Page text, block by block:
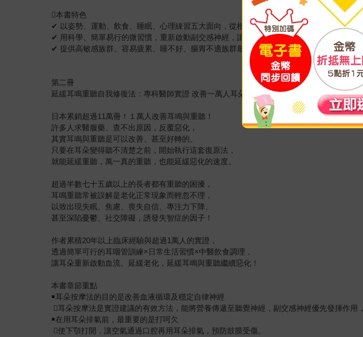
本書特色
✔ 以姿勢、運動、飲食、睡眠、心理綀習五大面向，從根本調整自律神經。
✔ 用科學、簡單易行的微習慣，重新啟動副交感神經，讓身體恢復修復力。
✔ 提供高敏感族群、容易疲累、睡不好、腸胃不適族群最實用的日常練習。
第二冊
延緩耳鳴重聽自我修復法：專科醫師實證 改善一萬人耳朵的方法
日本累銷超過11萬冊！１萬人改善耳鳴與重聽！
許多人求醫服藥、查不出原因，反覆惡化，
其實耳鳴與重聽是可以改善、甚至好轉的。
只要在耳朵變得聽不清楚之前，開始執行這套復原法，
就能延緩重聽，萬一真的重聽，也能延緩惡化的速度。
超過半數七十五歲以上的長者都有重聽的困擾，
耳鳴重聽常被誤解是老化正常現象而輕忽不理，
以致出現失眠、焦慮、喪失自信、專注力下降、
甚至深陷憂鬱、社交障礙，誘發失智症的因子！
作者累積20年以上臨床經驗與超過1萬人的實證，
透過簡單可行的耳咽管訓練×日常生活習慣×中醫飲食調理，
讓耳朵重新啟動血流、延緩老化，延緩耳鳴與重聽繼續惡化！
本書章節重點
￭耳朵按摩法的目的是改善血液循環及穩定自律神經
耳朵按摩法是實證建議的有效方法，能將營養傳遞至聽覺神經，副交感神經優先發揮作用，
￭在用耳朵排氣前，最重要的是打呵欠
使下顎打開，讓空氣通過口腔再用耳朵排氣，預防鼓膜受傷。